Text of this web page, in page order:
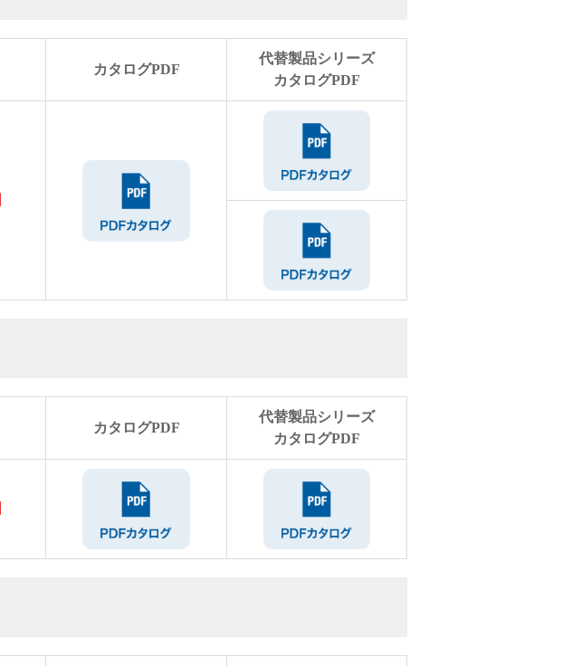
カタログPDF
代替製品シリーズ
カタログPDF
カタログPDF
代替製品シリーズ
カタログPDF